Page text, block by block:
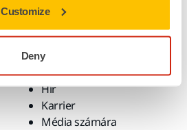
Customize
Deny
Vegye fel velünk a
kapcsolatot
Hírlevél
Hír
Karrier
Média számára